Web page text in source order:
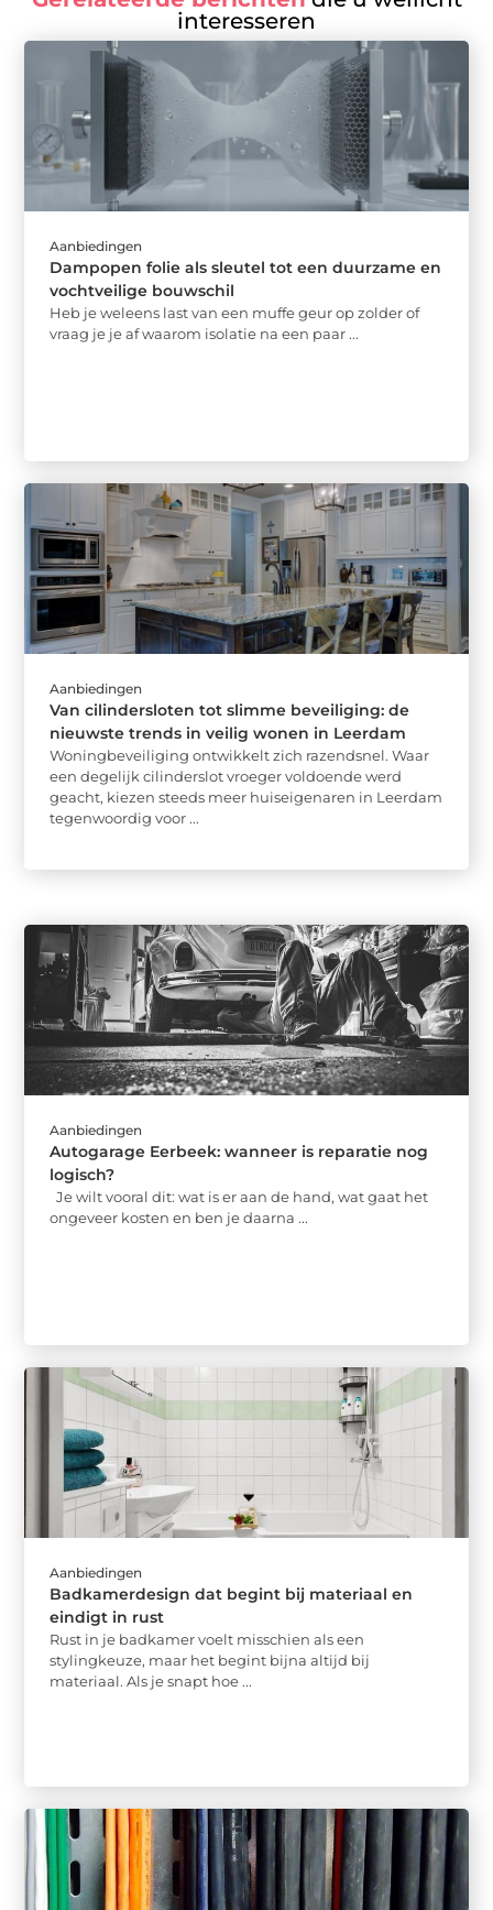
interesseren
Aanbiedingen
Dampopen folie als sleutel tot een duurzame en
vochtveilige bouwschil
Heb je weleens last van een muffe geur op zolder of
vraag je je af waarom isolatie na een paar ...
Aanbiedingen
Van cilindersloten tot slimme beveiliging: de
nieuwste trends in veilig wonen in Leerdam
Woningbeveiliging ontwikkelt zich razendsnel. Waar
een degelijk cilinderslot vroeger voldoende werd
geacht, kiezen steeds meer huiseigenaren in Leerdam
tegenwoordig voor ...
Aanbiedingen
Autogarage Eerbeek: wanneer is reparatie nog
logisch?
Je wilt vooral dit: wat is er aan de hand, wat gaat het
ongeveer kosten en ben je daarna ...
Aanbiedingen
Badkamerdesign dat begint bij materiaal en
eindigt in rust
Rust in je badkamer voelt misschien als een
stylingkeuze, maar het begint bijna altijd bij
materiaal. Als je snapt hoe ...